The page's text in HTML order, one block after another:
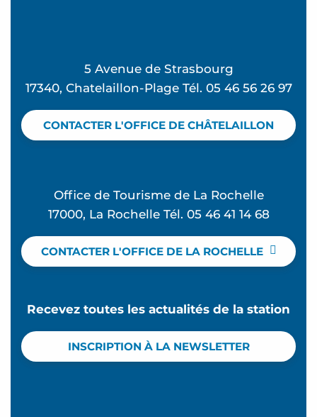
5 Avenue de Strasbourg
17340, Chatelaillon-Plage Tél. 05 46 56 26 97
CONTACTER L'OFFICE DE CHÂTELAILLON
Office de Tourisme de La Rochelle
17000, La Rochelle Tél. 05 46 41 14 68
CONTACTER L'OFFICE DE LA ROCHELLE
Recevez toutes les actualités de la station
INSCRIPTION À LA NEWSLETTER